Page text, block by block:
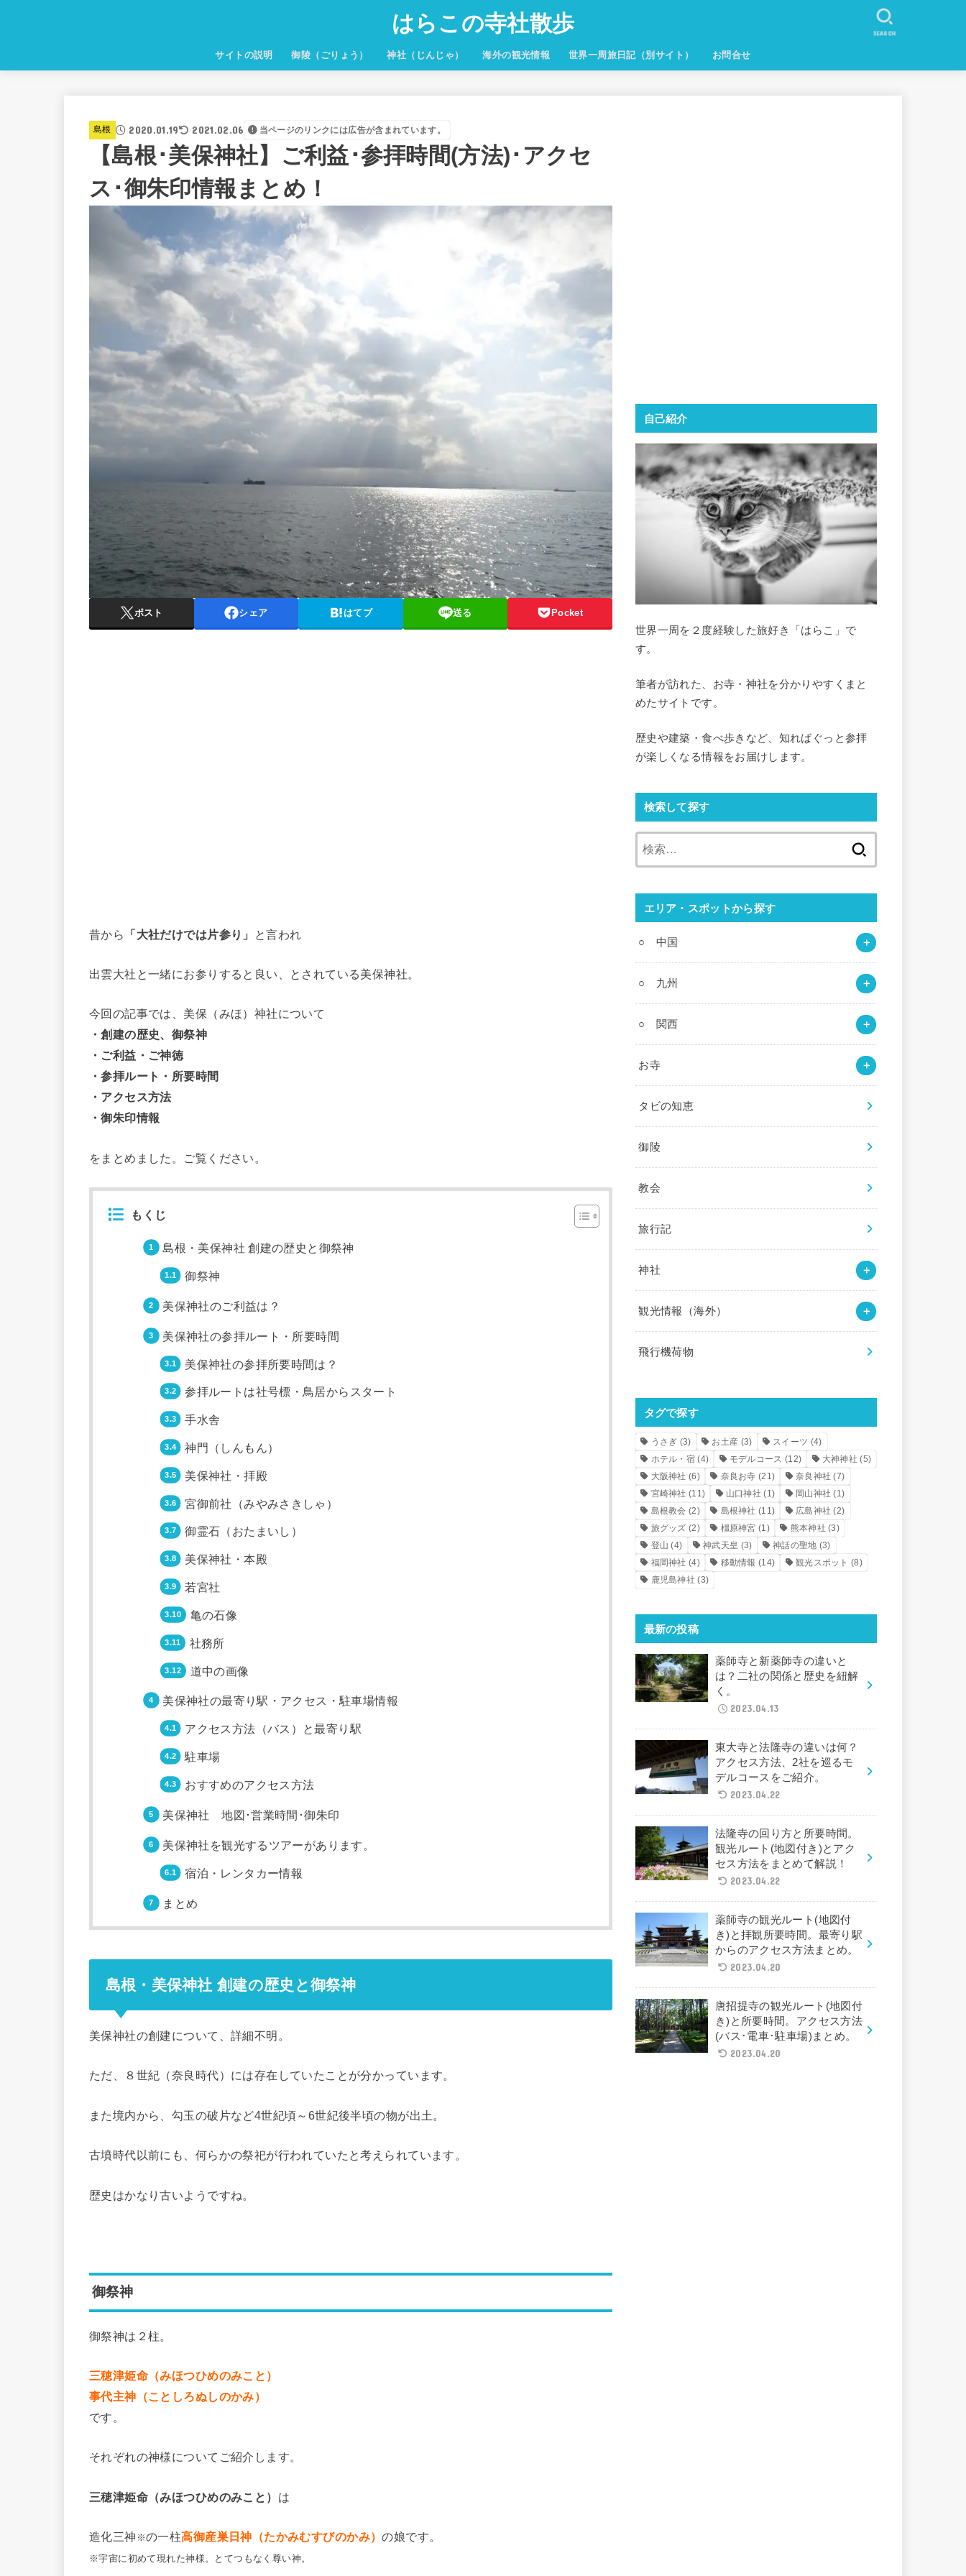
はらこの寺社散歩
サイトの説明 御陵（ごりょう） 神社（じんじゃ） 海外の観光情報 世界一周旅日記（別サイト） お問合せ
SEARCH
島根 2020.01.19 2021.02.06 当ページのリンクには広告が含まれています。
【島根･美保神社】ご利益･参拝時間(方法)･アクセ
ス･御朱印情報まとめ！
ポスト シェア はてブ 送る Pocket
昔から 「大社だけでは片参り」 と言われ
出雲大社と一緒にお参りすると良い、とされている美保神社。
今回の記事では、美保（みほ）神社について
・創建の歴史、御祭神
・ご利益・ご神徳
・参拝ルート・所要時間
・アクセス方法
・御朱印情報
をまとめました。ご覧ください。
もくじ
島根・美保神社 創建の歴史と御祭神
御祭神
美保神社のご利益は？
美保神社の参拝ルート・所要時間
美保神社の参拝所要時間は？
参拝ルートは社号標・鳥居からスタート
手水舎
神門（しんもん）
美保神社・拝殿
宮御前社（みやみさきしゃ）
御霊石（おたまいし）
美保神社・本殿
若宮社
亀の石像
社務所
道中の画像
美保神社の最寄り駅・アクセス・駐車場情報
アクセス方法（バス）と最寄り駅
駐車場
おすすめのアクセス方法
美保神社 地図･営業時間･御朱印
美保神社を観光するツアーがあります。
宿泊・レンタカー情報
まとめ
島根・美保神社 創建の歴史と御祭神
美保神社の創建について、詳細不明。
ただ、８世紀（奈良時代）には存在していたことが分かっています。
また境内から、勾玉の破片など4世紀頃～6世紀後半頃の物が出土。
古墳時代以前にも、何らかの祭祀が行われていたと考えられています。
歴史はかなり古いようですね。
御祭神
御祭神は２柱。
三穂津姫命（みほつひめのみこと）
事代主神（ことしろぬしのかみ）
です。
それぞれの神様についてご紹介します。
三穂津姫命（みほつひめのみこと） は
造化三神 ※の一柱高御産巣日神（たかみむすびのかみ）の娘です。
※宇宙に初めて現れた神様。とてつもなく尊い神。
自己紹介
世界一周を２度経験した旅好き「はらこ」で
す。
筆者が訪れた、お寺・神社を分かりやすくまと
めたサイトです。
歴史や建築・食べ歩きなど、知ればぐっと参拝
が楽しくなる情報をお届けします。
検索して探す
エリア・スポットから探す
○ 中国
○ 九州
○ 関西
お寺
タビの知恵
御陵
教会
旅行記
神社
観光情報（海外）
飛行機荷物
タグで探す
うさぎ (3) お土産 (3) スイーツ (4)
ホテル・宿 (4) モデルコース (12) 大神神社 (5)
大阪神社 (6) 奈良お寺 (21) 奈良神社 (7)
宮崎神社 (11) 山口神社 (1) 岡山神社 (1)
島根教会 (2) 島根神社 (11) 広島神社 (2)
旅グッズ (2) 橿原神宮 (1) 熊本神社 (3)
登山 (4) 神武天皇 (3) 神話の聖地 (3)
福岡神社 (4) 移動情報 (14) 観光スポット (8)
鹿児島神社 (3)
最新の投稿
薬師寺と新薬師寺の違いと
は？二社の関係と歴史を紐解
く。
2023.04.13
東大寺と法隆寺の違いは何？
アクセス方法、2社を巡るモ
デルコースをご紹介。
2023.04.22
法隆寺の回り方と所要時間。
観光ルート(地図付き)とアク
セス方法をまとめて解説！
2023.04.22
薬師寺の観光ルート(地図付
き)と拝観所要時間。最寄り駅
からのアクセス方法まとめ。
2023.04.20
唐招提寺の観光ルート(地図付
き)と所要時間。アクセス方法
(バス･電車･駐車場)まとめ。
2023.04.20